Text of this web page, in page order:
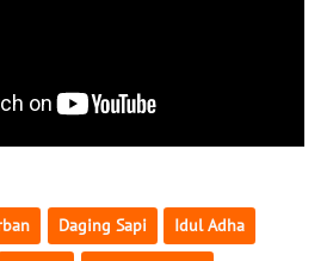
Daging Sapi Idul Adha